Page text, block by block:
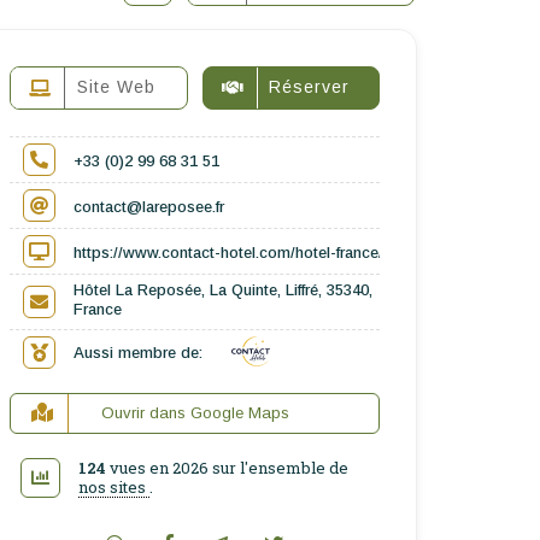
Site Web Réserver
+33 (0)2 99 68 31 51
contact@lareposee.fr
https://www.contact-hotel.com/hotel-france/6853/hotel-la-
Hôtel La Reposée, La Quinte, Liffré, 35340,
France
Aussi membre de:
Ouvrir dans Google Maps
124 vues en 2026 sur l'ensemble de
nos sites .